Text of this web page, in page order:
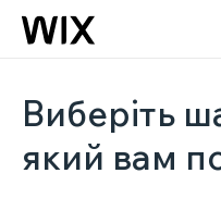
Виберіть
який вам